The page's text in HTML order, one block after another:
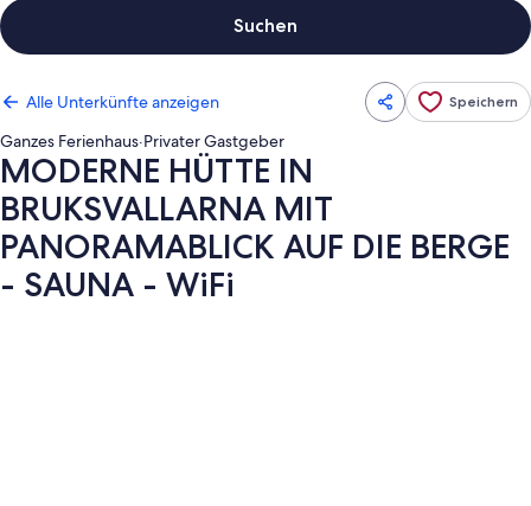
Suchen
Alle Unterkünfte anzeigen Speichern
Ganzes Ferienhaus·Privater Gastgeber
MODERNE HÜTTE IN
BRUKSVALLARNA MIT
PANORAMABLICK AUF DIE BERGE
- SAUNA - WiFi